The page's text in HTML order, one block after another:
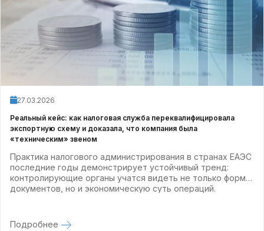
27.03.2026
Реальный кейс: как налоговая служба переквалифицировала
экспортную схему и доказала, что компания была
«техническим» звеном
Практика налогового администрирования в странах ЕАЭС
последние годы демонстрирует устойчивый тренд:
контролирующие органы учатся видеть не только форму
документов, но и экономическую суть операций.
Подробнее